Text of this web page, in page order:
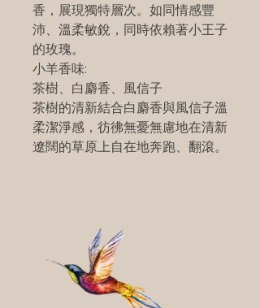
香，展現獨特層次。如同情感豐
沛、溫柔敏銳，同時依賴著小王子
的玫瑰。
小羊香味:
茶樹、白麝香、風信子
茶樹的清新結合白麝香與風信子溫
柔潔淨感，彷彿無憂無慮地在清新
遼闊的草原上自在地奔跑、翻滾。